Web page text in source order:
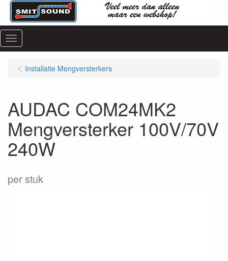
Menu
Installatie Mengversterkers
AUDAC COM24MK2
Mengversterker 100V/70V
240W
per stuk